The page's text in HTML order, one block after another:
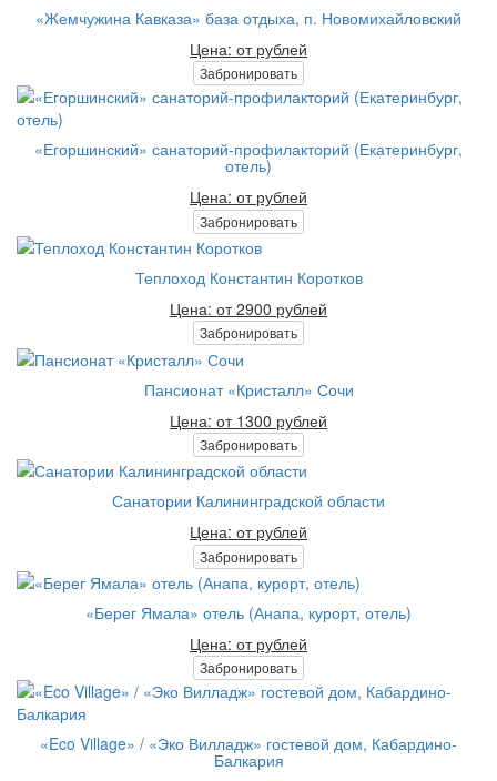
«Жемчужина Кавказа» база отдыха, п. Новомихайловский
Цена: от рублей
Забронировать
«Егоршинский» санаторий-профилакторий (Екатеринбург,
отель)
Цена: от рублей
Забронировать
Теплоход Константин Коротков
Цена: от 2900 рублей
Забронировать
Пансионат «Кристалл» Сочи
Цена: от 1300 рублей
Забронировать
Санатории Калининградской области
Цена: от рублей
Забронировать
«Берег Ямала» отель (Анапа, курорт, отель)
Цена: от рублей
Забронировать
«Eco Village» / «Эко Вилладж» гостевой дом, Кабардино-
Балкария